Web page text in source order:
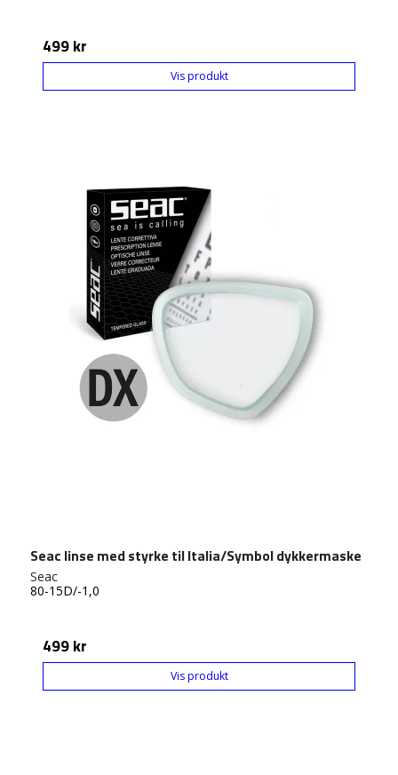
499 kr
Vis produkt
Seac linse med styrke til Italia/Symbol dykkermaske
Seac
80-15D/-1,0
499 kr
Vis produkt